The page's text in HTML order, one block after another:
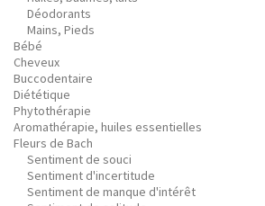
Déodorants
Mains, Pieds
Bébé
Cheveux
Buccodentaire
Diététique
Phytothérapie
Aromathérapie, huiles essentielles
Fleurs de Bach
Sentiment de souci
Sentiment d'incertitude
Sentiment de manque d'intérêt